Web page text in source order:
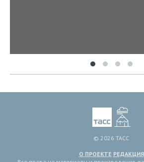
© 2026 ТАСС
О ПРОЕКТЕ РЕДАКЦИЯ